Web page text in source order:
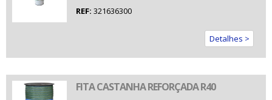
REF: 321636300
Detalhes >
FITA CASTANHA REFORÇADA R40